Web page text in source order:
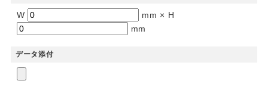
W
mm × H
mm
データ添付